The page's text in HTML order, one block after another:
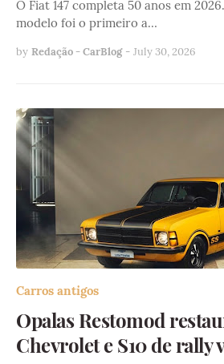
O Fiat 147 completa 50 anos em
modelo foi o primeiro a…
by Redação - CarBlog - July 30, 2026
Carros antigos
Opalas Restomod
Chevrolet e S10 de rally